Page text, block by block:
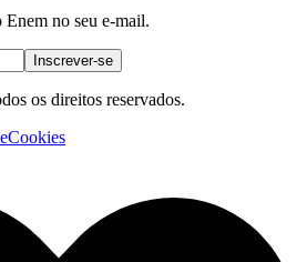
Enem no seu e-mail.
Inscrever-se
os direitos reservados.
Cookies